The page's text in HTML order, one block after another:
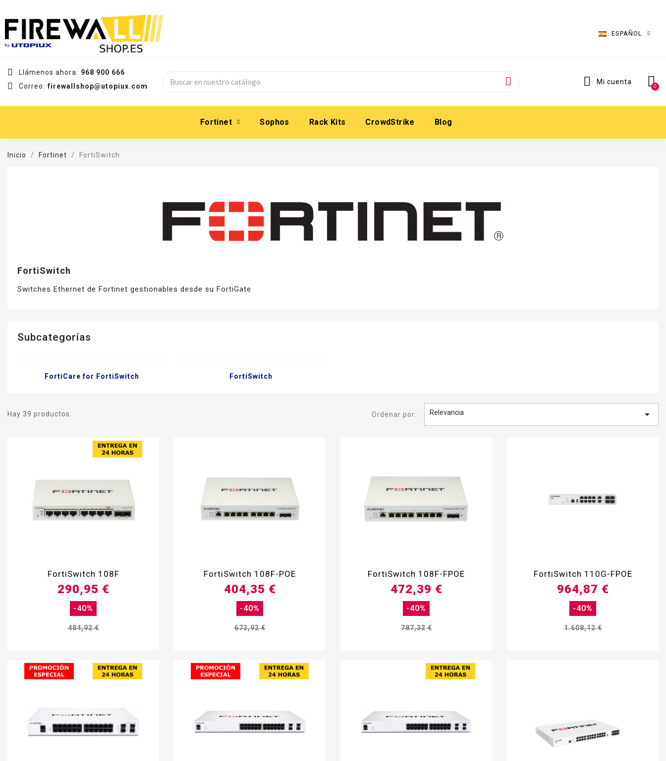
ESPAÑOL
Llámenos ahora: 968 900 666
Correo: firewallshop@utopiux.com
Mi cuenta
Fortinet Sophos Rack Kits CrowdStrike Blog
Inicio Fortinet FortiSwitch
FortiSwitch
Switches Ethernet de Fortinet gestionables desde su FortiGate
Subcategorías
FortiCare for FortiSwitch FortiSwitch
Hay 39 productos. Ordenar por: Relevancia 
FortiSwitch 108F
484,92 €
-40%
290,95 €
FortiSwitch 108F-POE
673,92 €
-40%
404,35 €
FortiSwitch 108F-FPOE
787,32 €
-40%
472,39 €
FortiSwitch 110G-FPOE
1.608,12 €
-40%
964,87 €